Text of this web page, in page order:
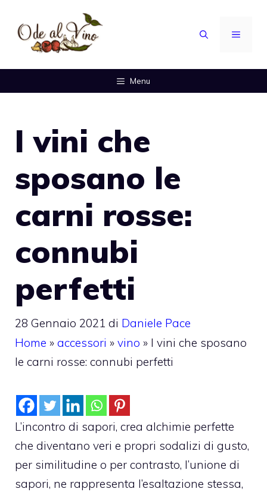
contenuto
MENU
Menu
I vini che
sposano le
carni rosse:
connubi
perfetti
28 Gennaio 2021 di Daniele Pace
Home » accessori » vino » I vini che sposano
le carni rosse: connubi perfetti
L’incontro di sapori, crea alchimie perfette
che diventano veri e propri sodalizi di gusto,
per similitudine o per contrasto, l’unione di
sapori, ne rappresenta l’esaltazione stessa,